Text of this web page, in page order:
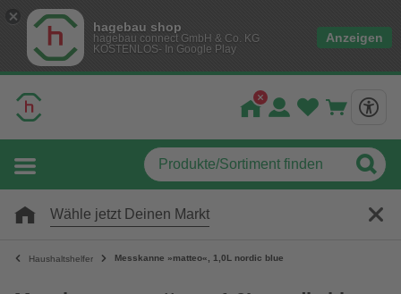
hagebau shop
hagebau connect GmbH & Co. KG
KOSTENLOS- In Google Play
Anzeigen
Wähle jetzt Deinen Markt
Haushaltshelfer Messkanne »matteo«, 1,0L nordic blue